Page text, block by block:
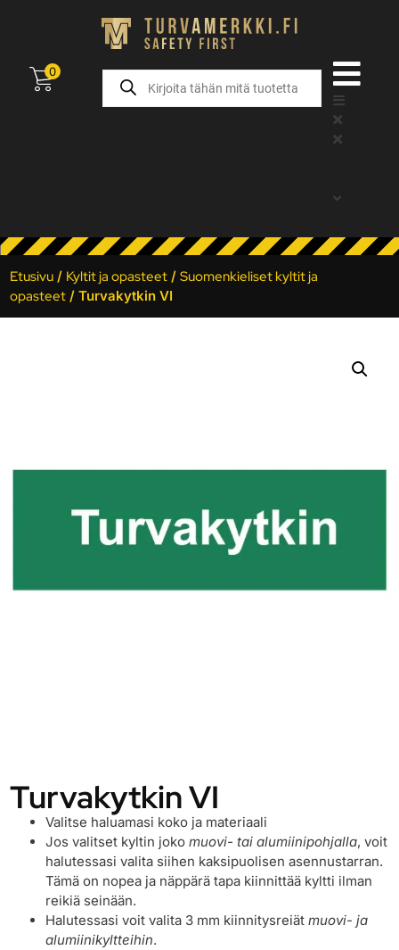
0
Etusivu / Kyltit ja opasteet /Suomenkieliset kyltit ja
opasteet / Turvakytkin VI
Turvakytkin VI
Valitse haluamasi koko ja materiaali
Jos valitset kyltin jokomuovi- tai alumiinipohjalla, voit
halutessasi valita siihen kaksipuolisen asennustarran.
Tämä on nopea ja näppärä tapa kiinnittää kyltti ilman
reikiä seinään.
Halutessasi voit valita 3 mm kiinnitysreiätmuovi- ja
alumiinikyltteihin.